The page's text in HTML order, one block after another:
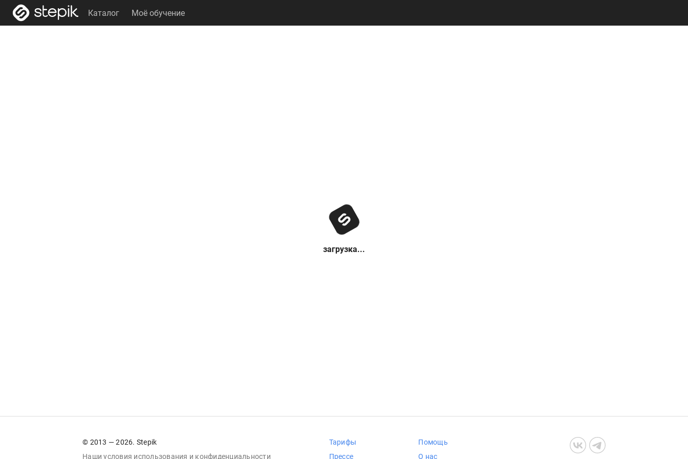
Каталог Моё обучение
загрузка...
© 2013 — 2026. Stepik
Наши условия использования и конфиденциальности
Тарифы
Прессе
Помощь
О нас